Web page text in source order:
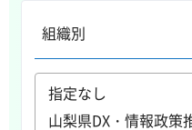
組織別